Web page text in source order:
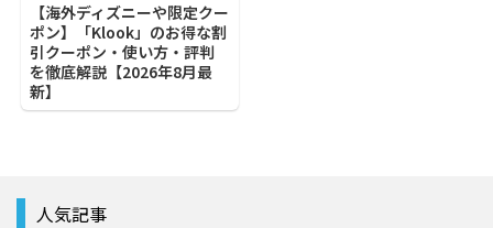
【海外ディズニーや限定クー
ポン】「Klook」のお得な割
引クーポン・使い方・評判
を徹底解説【2026年8月最
新】
人気記事